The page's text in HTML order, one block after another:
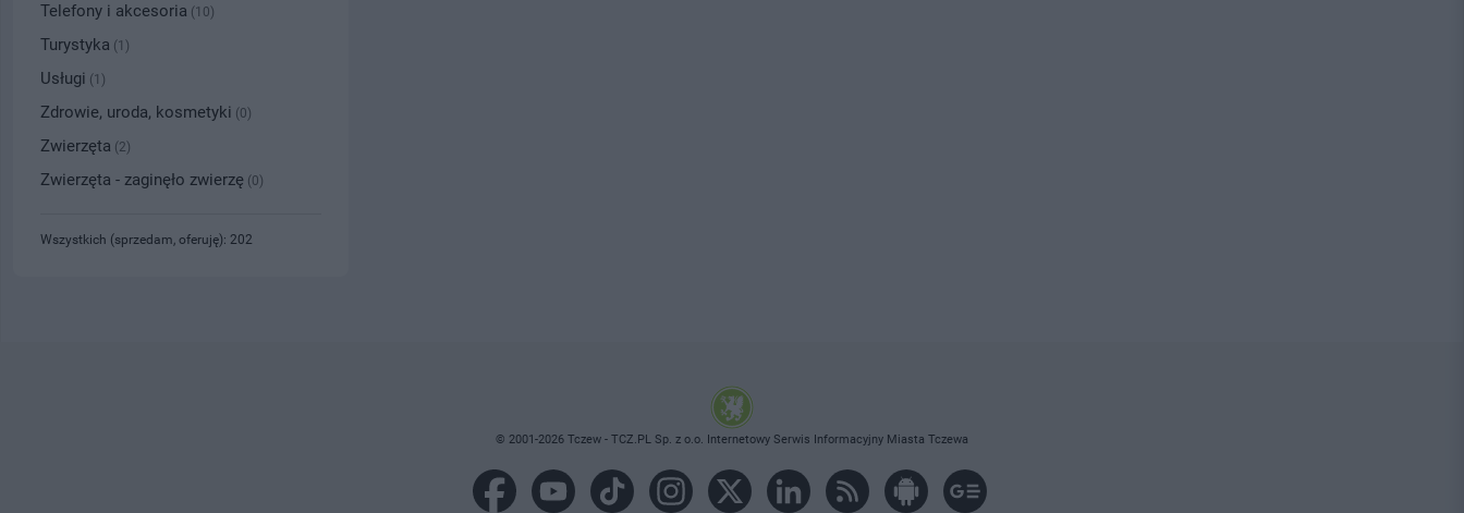
Telefony i akcesoria (10)
Turystyka (1)
Usługi (1)
Zdrowie, uroda, kosmetyki (0)
Zwierzęta (2)
Zwierzęta - zaginęło zwierzę (0)
Wszystkich (sprzedam, oferuję): 202
© 2001-2026 Tczew - TCZ.PL Sp. z o.o. Internetowy Serwis Informacyjny Miasta Tczewa